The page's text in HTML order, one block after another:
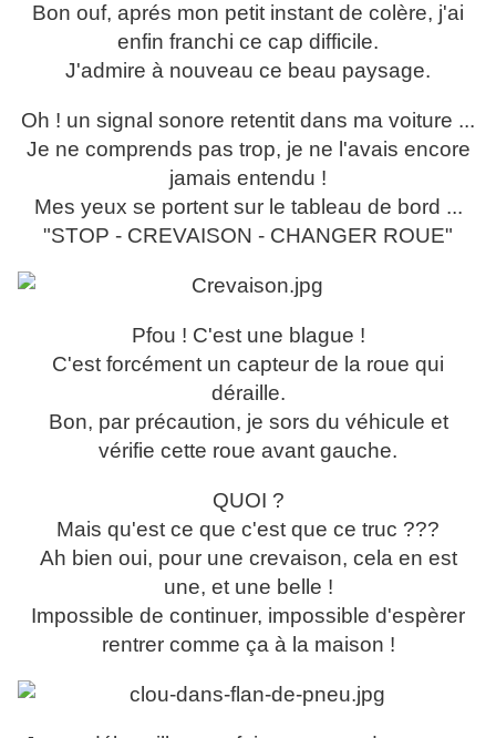
Bon ouf, aprés mon petit instant de colère, j'ai
enfin franchi ce cap difficile.
J'admire à nouveau ce beau paysage.
Oh ! un signal sonore retentit dans ma voiture ...
Je ne comprends pas trop, je ne l'avais encore
jamais entendu !
Mes yeux se portent sur le tableau de bord ...
"STOP - CREVAISON - CHANGER ROUE"
Pfou ! C'est une blague !
C'est forcément un capteur de la roue qui
déraille.
Bon, par précaution, je sors du véhicule et
vérifie cette roue avant gauche.
QUOI ?
Mais qu'est ce que c'est que ce truc ???
Ah bien oui, pour une crevaison, cela en est
une, et une belle !
Impossible de continuer, impossible d'espèrer
rentrer comme ça à la maison !